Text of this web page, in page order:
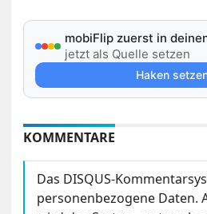
mobiFlip zuerst in
jetzt als Quelle setzen
Haken
KOMMENTARE
Das DISQUS-
personenbezogene Daten.